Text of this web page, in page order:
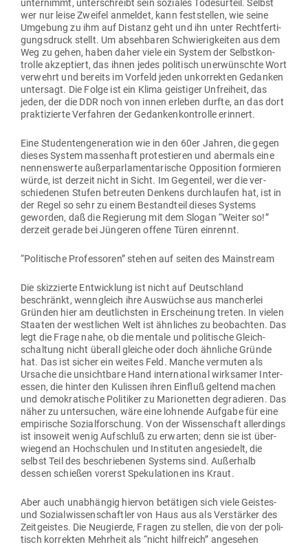
unter­nimmt, unter­schreibt sein soziales Todes­urteil. Selbst
wer nur leise Zweifel anmeldet, kann fest­stellen, wie seine
Umgebung zu ihm auf Distanz geht und ihn unter Recht­fer­ti­
gungs­druck stellt. Um abseh­baren Schwie­rig­keiten aus dem
Weg zu gehen, haben daher viele ein System der Selbst­kon­
trolle akzep­tiert, das ihnen jedes poli­tisch uner­wünschte Wort
ver­wehrt und bereits im Vorfeld jeden unkor­rekten Gedanken
untersagt. Die Folge ist ein Klima geis­tiger Unfreiheit, das
jeden, der die DDR noch von innen erleben durfte, an das dort
prak­ti­zierte Ver­fahren der Gedan­ken­kon­trolle erinnert.
Eine Stu­den­ten­ge­neration wie in den 60er Jahren, die gegen
dieses System mas­senhaft pro­tes­tieren und abermals eine
nen­nens­werte außer­par­la­men­ta­rische Oppo­sition for­mieren
würde, ist derzeit nicht in Sicht. Im Gegenteil, wer die ver­
schie­denen Stufen betreuten Denkens durch­laufen hat, ist in
der Regel so sehr zu einem Bestandteil dieses Systems
geworden, daß die Regierung mit dem Slogan “Weiter so!”
derzeit gerade bei Jün­geren offene Türen einrennt.
“Poli­tische Pro­fes­soren” stehen auf seiten des Mainstream
Die skiz­zierte Ent­wicklung ist nicht auf Deutschland
beschränkt, wenn­gleich ihre Aus­wüchse aus man­cherlei
Gründen hier am deut­lichsten in Erscheinung treten. In vielen
Staaten der west­lichen Welt ist ähn­liches zu beob­achten. Das
legt die Frage nahe, ob die mentale und poli­tische Gleich­
schaltung nicht überall gleiche oder doch ähn­liche Gründe
hat. Das ist sicher ein weites Feld. Manche ver­muten als
Ursache die unsichtbare Hand inter­na­tional wirk­samer Inter­
essen, die hinter den Kulissen ihren Einfluß geltend machen
und demo­kra­tische Poli­tiker zu Mario­netten degra­dieren. Das
näher zu unter­suchen, wäre eine loh­nende Aufgabe für eine
empi­rische Sozi­al­for­schung. Von der Wis­sen­schaft aller­dings
ist insoweit wenig Auf­schluß zu erwarten; denn sie ist über­
wiegend an Hoch­schulen und Insti­tuten ange­siedelt, die
selbst Teil des beschrie­benen Systems sind. Außerhalb
dessen schießen vorerst Spe­ku­la­tionen ins Kraut.
Aber auch unab­hängig hiervon betä­tigen sich viele Geistes-
und Sozi­al­wis­sen­schaftler von Haus aus als Ver­stärker des
Zeit­geistes. Die Neu­gierde, Fragen zu stellen, die von der poli­
tisch kor­rekten Mehrheit als “nicht hilf­reich” ange­sehen